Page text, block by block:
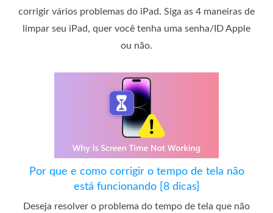
corrigir vários problemas do iPad. Siga as 4 maneiras de
limpar seu iPad, quer você tenha uma senha/ID Apple
ou não.
Por que e como corrigir o tempo de tela não
está funcionando [8 dicas]
Deseja resolver o problema do tempo de tela que não